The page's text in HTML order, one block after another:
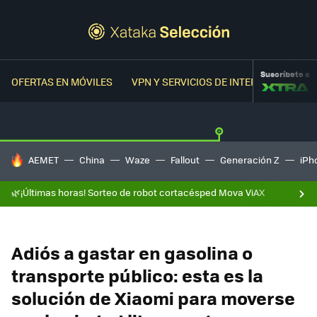
OFERTAS EN MÓVILES VPN Y SERVICIOS DE INTERNETSuscríbete a
HOY SE HABLA DE
AEMET China Waze Fallout Generación Z
🌿¡Últimas horas! Sorteo de robot cortacésped Mova ViAX
Adiós a gastar en gasolina o
transporte público: esta es la
solución de Xiaomi para moverse